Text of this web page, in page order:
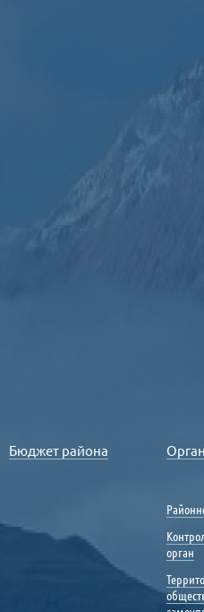
Бюджет района
орган